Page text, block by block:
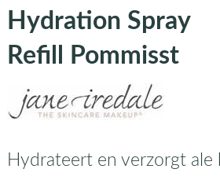
Hydration Spray
Refill Pommisst
Hydrateert en verzorgt ale